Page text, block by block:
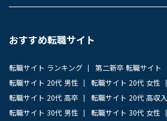
おすすめ転職サイト
転職サイト ランキング 第二新卒 転職サイト
転職サイト 20代 男性
転職サイト 20代 女性
転職サイト 20代 高卒
転職サイト 20代 高収入
転職サイト 30代 男性
転職サイト 30代 女性